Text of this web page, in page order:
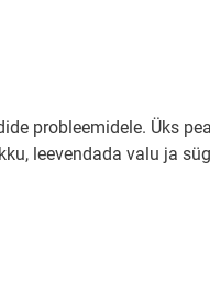
probleemidele. Üks
leevendada valu ja